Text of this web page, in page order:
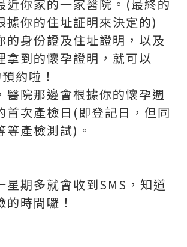
近你家的一家醫院。(最終的
據你的住址証明來決定的)
的身份證及住址證明，以及
拿到的懷孕證明，就可以
約啦！
醫院那邊會根據你的懷孕週
首次產檢日(即登記日，但同
等產檢測試)。
星期多就會收到SMS，知道
時間囉！